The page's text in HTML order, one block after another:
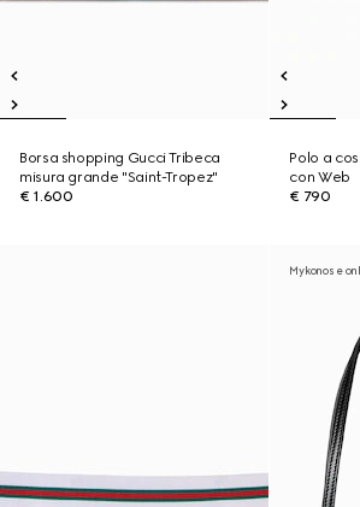
Borsa shopping Gucci Tribeca
misura grande "Saint-Tropez"
€ 1.600
Polo a
con Web
€ 790
Mykonos e